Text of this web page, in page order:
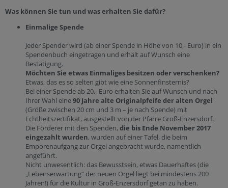
Was können Sie tun und was erhalten Sie dafür?
Einmalige Spende
Jeder Spender wird (ab einer Spende in Höhe von 10,- Euro) in ein
Spendenbuch eingetragen und erhält auf Wunsch eine
Bestätigung.
Möchten Sie etwas Einmaliges besitzen oder verschenken?
Etwas, das es so selten gibt wie eine Sonnenfinsternis?
Bei einer Spende ab 20,- Euro erhalten Sie auf Wunsch und nach
Ihrer Wahl eine90 Jahre alte Originalpfeife der alten Orgel
(Größe zwischen 20 cm und 3 m – je nach Spende) mit
Echtheitszertifikat, ausgestellt von der Pfarre Groß-Enzersdorf.
Die Förderer mit den Spenden,die bis Ende November 2017
eingezahlt wurden, wurden auf einer Tafel, die beim
Emporenaufgang zur Orgel angebracht wurde, namentlich
angeführt.
Nicht unwesentlich: das Bewusstsein, etwas Dauerhaftes (die
„Lebenserwartung“ der neuen Orgel liegt bei mindestens 200
Jahren!) für die Kultur in Groß-Enzersdorf getan zu haben.